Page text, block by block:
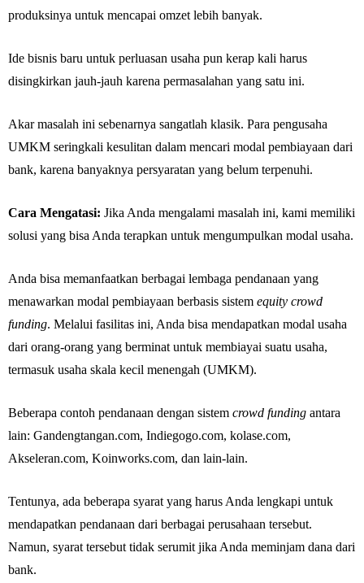
produksinya untuk mencapai omzet lebih banyak.
Ide bisnis baru untuk perluasan usaha pun kerap kali harus
disingkirkan jauh-jauh karena permasalahan yang satu ini.
Akar masalah ini sebenarnya sangatlah klasik. Para pengusaha
UMKM seringkali kesulitan dalam mencari modal pembiayaan dari
bank, karena banyaknya persyaratan yang belum terpenuhi.
Cara Mengatasi: Jika Anda mengalami masalah ini, kami memiliki
solusi yang bisa Anda terapkan untuk mengumpulkan modal usaha.
Anda bisa memanfaatkan berbagai lembaga pendanaan yang
menawarkan modal pembiayaan berbasis sistem equity crowd
funding. Melalui fasilitas ini, Anda bisa mendapatkan modal usaha
dari orang-orang yang berminat untuk membiayai suatu usaha,
termasuk usaha skala kecil menengah (UMKM).
Beberapa contoh pendanaan dengan sistem crowd funding antara
lain: Gandengtangan.com, Indiegogo.com, kolase.com,
Akseleran.com, Koinworks.com, dan lain-lain.
Tentunya, ada beberapa syarat yang harus Anda lengkapi untuk
mendapatkan pendanaan dari berbagai perusahaan tersebut.
Namun, syarat tersebut tidak serumit jika Anda meminjam dana dari
bank.